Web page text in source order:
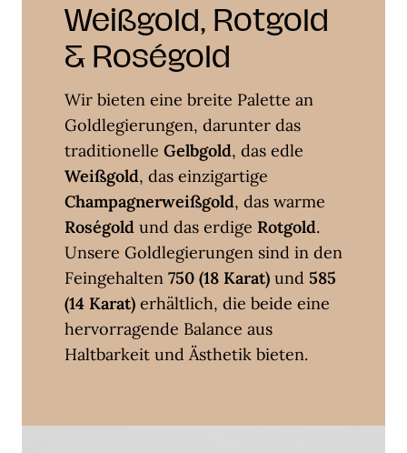
Weißgold, Rotgold
& Roségold
Wir bieten eine breite Palette an
Goldlegierungen, darunter das
traditionelle Gelbgold, das edle
Weißgold, das einzigartige
Champagnerweißgold, das warme
Roségold und das erdige Rotgold.
Unsere Goldlegierungen sind in den
Feingehalten 750 (18 Karat) und 585
(14 Karat) erhältlich, die beide eine
hervorragende Balance aus
Haltbarkeit und Ästhetik bieten.